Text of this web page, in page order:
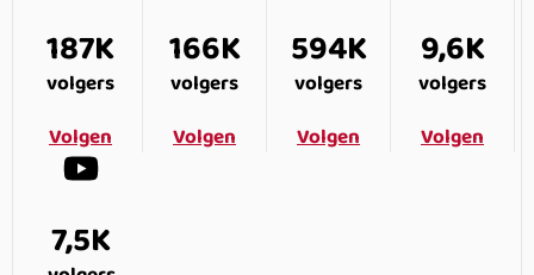
187K
volgers
Volgen
166K
volgers
Volgen
594K
volgers
Volgen
9,6K
volgers
Volgen
7,5K